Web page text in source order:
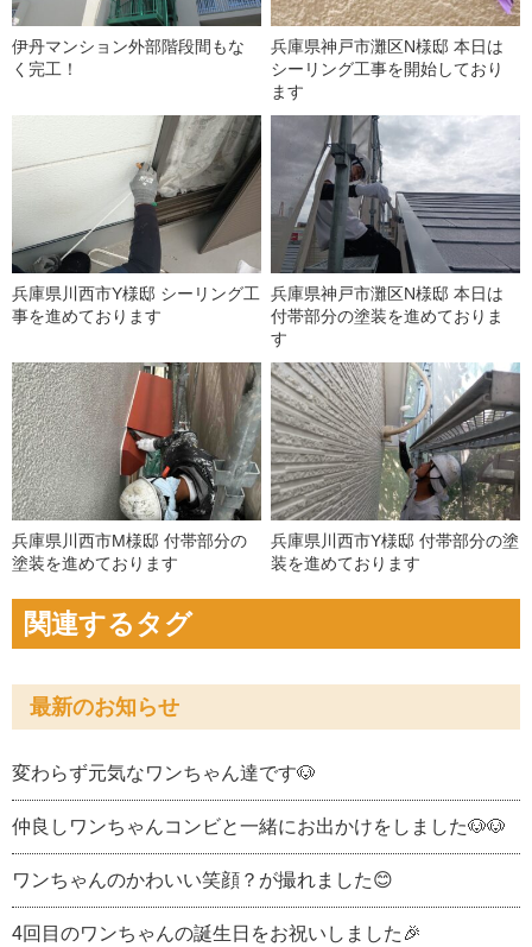
伊丹マンション外部階段間もな
く完工！
兵庫県神戸市灘区N様邸 本日は
シーリング工事を開始しており
ます
兵庫県川西市Y様邸 シーリング工
事を進めております
兵庫県神戸市灘区N様邸 本日は
付帯部分の塗装を進めておりま
す
兵庫県川西市M様邸 付帯部分の
塗装を進めております
兵庫県川西市Y様邸 付帯部分の塗
装を進めております
関連するタグ
最新のお知らせ
変わらず元気なワンちゃん達です🐶
仲良しワンちゃんコンビと一緒にお出かけをしました🐶🐶
ワンちゃんのかわいい笑顔？が撮れました😊
4回目のワンちゃんの誕生日をお祝いしました🎉